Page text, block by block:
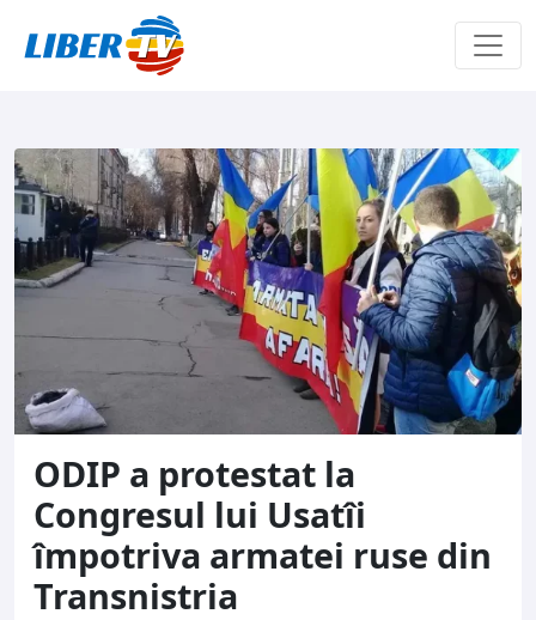
ODIP a protestat la
Congresul lui Usatîi
împotriva armatei ruse din
Transnistria